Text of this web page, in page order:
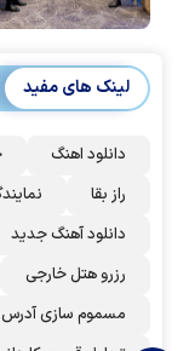
لینک های مفید
دانلود اهنگ
راز بقا
دانلود آهنگ جدید
رزرو هتل خارجی
مسموم سازی آدرس